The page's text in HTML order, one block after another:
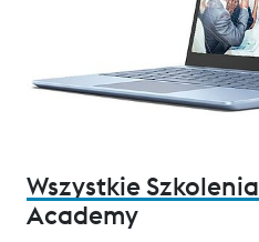
Wszystkie Szkolenia
Academy